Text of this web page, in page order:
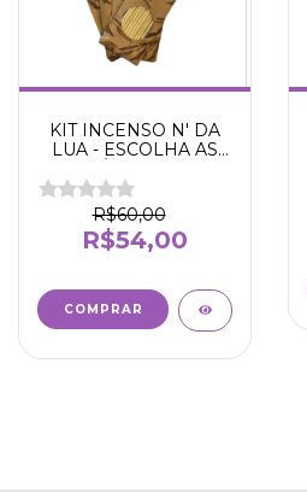
KIT INCENSO N' DA
LUA - ESCOLHA AS
OPÇÕES - kit com 5
caixas
R$60,00
R$54,00